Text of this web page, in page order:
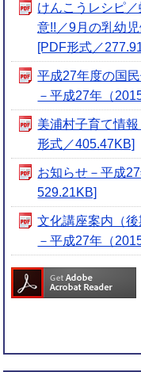
けんこうレシピ
意!!／9月の乳幼
[PDF形式／
平成27年度の国
－平成27年（
美浦村子育て情
形式／405.47KB]
お知らせ－平成
529.21KB]
文化講座案内（
－平成27年（